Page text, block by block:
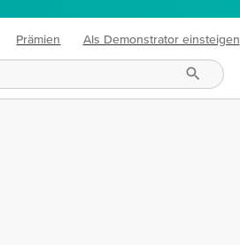
Prämien Als Demonstrator einsteigen